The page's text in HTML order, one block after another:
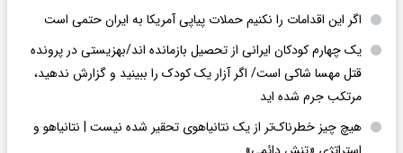
اگر این اقدامات را نکنیم حملات پیاپی آمریکا به ایران حتمی است
یک چهارم کودکان ایرانی از تحصیل بازمانده اند/بهزیستی در پرونده
قتل مهسا شاکی است/ اگر آزار یک کودک را ببینید و گزارش ندهید،
مرتکب جرم شده اید
هیچ چیز خطرناک‌تر از یک نتانیاهوی تحقیر شده نیست | نتانیاهو و